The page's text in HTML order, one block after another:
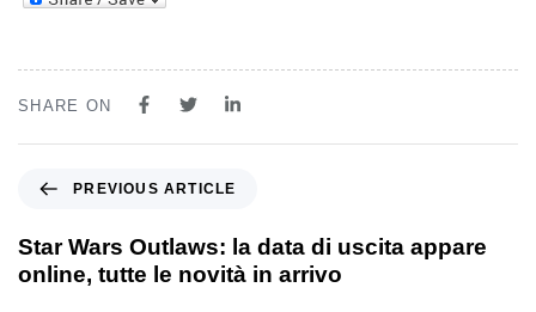
SHARE ON
PREVIOUS ARTICLE
Star Wars Outlaws: la data di uscita appare
online, tutte le novità in arrivo